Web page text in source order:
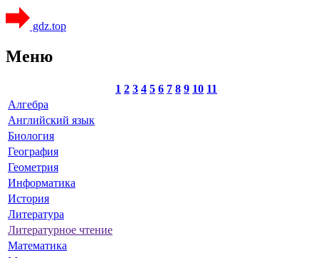
gdz.top
Меню
1 2 3 4 5 6 7 8 9 10 11
Алгебра
Английский язык
Биология
География
Геометрия
Информатика
История
Литература
Литературное чтение
Математика